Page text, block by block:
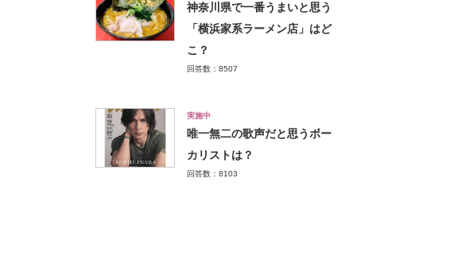
神奈川県で一番うまいと思う
「横浜家系ラーメン店」はど
こ？
回答数：8507
実施中
唯一無二の歌声だと思うボー
カリストは？
回答数：8103